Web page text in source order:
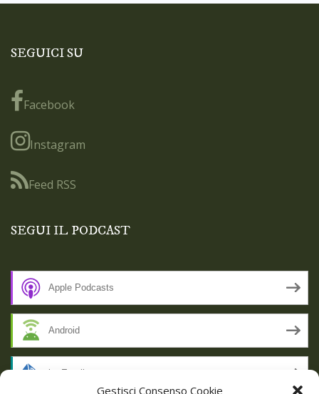
Gestisci Consenso Cookie
SEGUICI SU
Facebook
Instagram
Feed RSS
SEGUI IL PODCAST
Apple Podcasts
Android
by Email